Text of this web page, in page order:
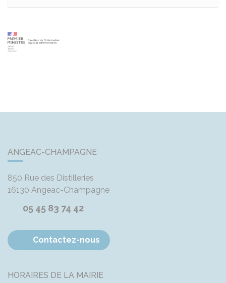
ANGEAC-CHAMPAGNE
850 Rue des Distilleries
16130 Angeac-Champagne
05 45 83 74 42
Contactez-nous
HORAIRES DE LA MAIRIE